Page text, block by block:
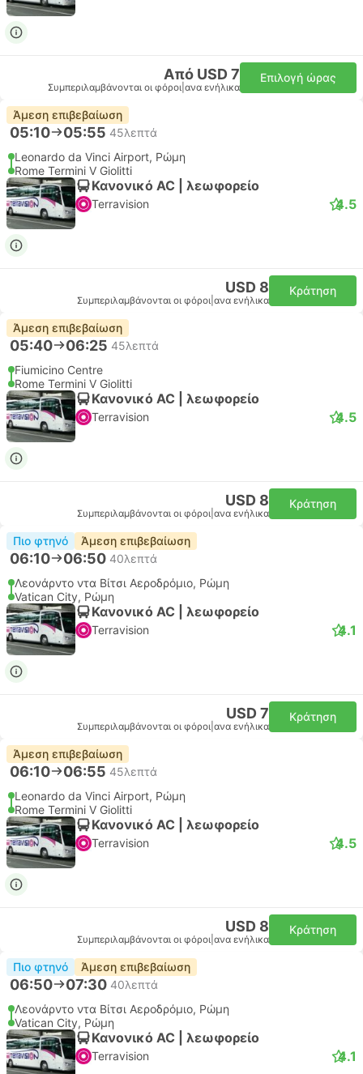
Από USD 7
Συμπεριλαμβάνονται οι φόροι ανα ενήλικα
Επιλογή ώρας
Άμεση επιβεβαίωση
05:10 05:55 45λεπτά
Leonardo da Vinci Airport, Ρώμη
Rome Termini V Giolitti
Κανονικό AC | λεωφορείο
Terravision 4.5
USD 8
Συμπεριλαμβάνονται οι φόροι ανα ενήλικα
Κράτηση
Άμεση επιβεβαίωση
05:40 06:25 45λεπτά
Fiumicino Centre
Rome Termini V Giolitti
Κανονικό AC | λεωφορείο
Terravision 4.5
USD 8
Συμπεριλαμβάνονται οι φόροι ανα ενήλικα
Κράτηση
Πιο φτηνό Άμεση επιβεβαίωση
06:10 06:50 40λεπτά
Λεονάρντο ντα Βίτσι Αεροδρόμιο, Ρώμη
Vatican City, Ρώμη
Κανονικό AC | λεωφορείο
Terravision 4.1
USD 7
Συμπεριλαμβάνονται οι φόροι ανα ενήλικα
Κράτηση
Άμεση επιβεβαίωση
06:10 06:55 45λεπτά
Leonardo da Vinci Airport, Ρώμη
Rome Termini V Giolitti
Κανονικό AC | λεωφορείο
Terravision 4.5
USD 8
Συμπεριλαμβάνονται οι φόροι ανα ενήλικα
Κράτηση
Πιο φτηνό Άμεση επιβεβαίωση
06:50 07:30 40λεπτά
Λεονάρντο ντα Βίτσι Αεροδρόμιο, Ρώμη
Vatican City, Ρώμη
Κανονικό AC | λεωφορείο
Terravision 4.1